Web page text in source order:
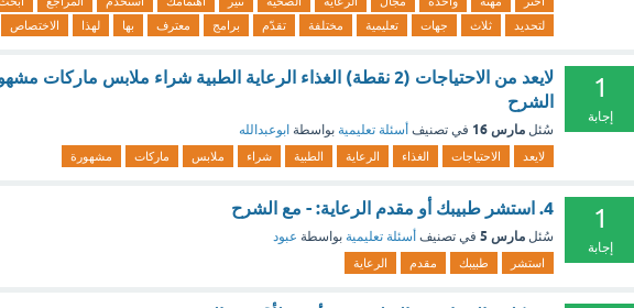
لتحديد
ثلاث جهات تعليمية مختلفة تقدّم برامج معترف بها لهذا الاختصاص
1
إجابة
لايعد من الاحتياجات (2 نقطة) الغذاء الرعاية الطبية شراء ملابس
الشرح
سُئل مارس 16 في تصنيف أسئلة تعليمية بواسطة ابوعبدالله
لايعد الاحتياجات الغذاء الرعاية الطبية شراء ملابس ماركات مشهورة
1
إجابة
4. استشر طبيبك أو مقدم الرعاية: - مع الشرح
سُئل مارس 5 في تصنيف أسئلة تعليمية بواسطة عبود
استشر طبيبك مقدم الرعاية